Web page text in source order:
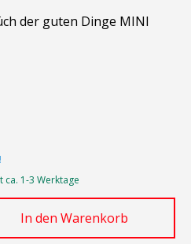
der guten Dinge MINI
1-3 Werktage
In den Warenkorb